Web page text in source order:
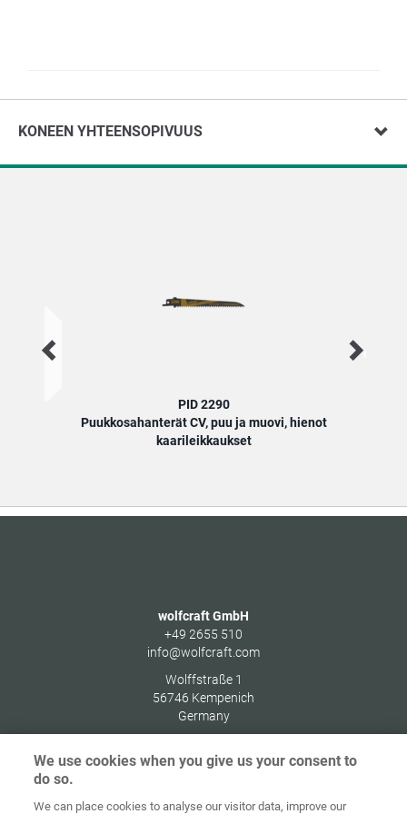
KONEEN YHTEENSOPIVUUS
PID 2290
Puukkosahanterät CV, puu ja muovi, hienot
kaarileikkaukset
wolfcraft GmbH
+49 2655 510
info@wolfcraft.com
Wolffstraße 1
56746 Kempenich
Germany
Alkusivu Yhteystiedot Julkaisutiedot Tietosuoja
We use cookies when you give us your consent to
do so.
We can place cookies to analyse our visitor data, improve our